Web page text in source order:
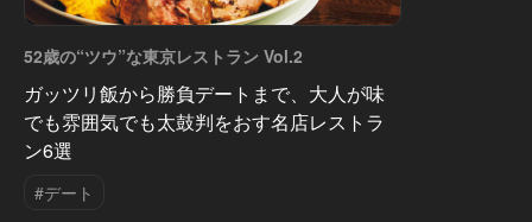
52歳の“ツウ”な東京レストラン Vol.2
ガッツリ飯から勝負デートまで、大人が味
でも雰囲気でも太鼓判をおす名店レストラ
ン6選
#デート